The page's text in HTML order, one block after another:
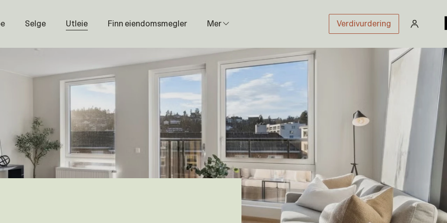
Selge Utleie Finn eiendomsmegler Mer
Prisstatistikk
Næring
Magasin
Om oss
Åpenhetsloven
Prisliste
Karriere
Verdivurdering